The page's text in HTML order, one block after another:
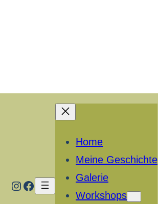
Instagram
Facebook
Home
Meine Geschichte
Galerie
Workshops